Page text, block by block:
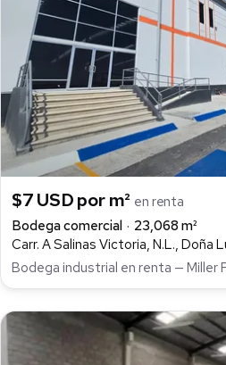
$7 USD por m² en renta
Bodega comercial
23,068 m²
Carr. A Salinas Victoria, N.L., Doña
Bodega industrial en renta — Miller